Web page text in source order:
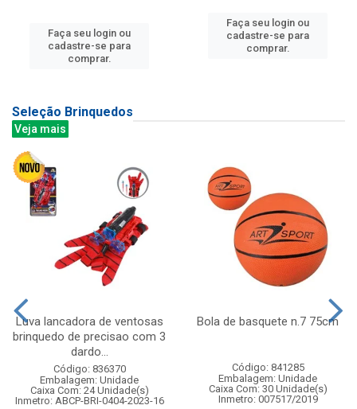
Faça seu login ou
cadastre-se para
comprar.
Faça seu login ou
cadastre-se para
comprar.
Seleção Brinquedos
Veja mais
Luva lancadora de ventosas
brinquedo de precisao com 3
dardo...
Código: 836370
Embalagem: Unidade
Caixa Com: 24 Unidade(s)
Inmetro: ABCP-BRI-0404-2023-16
Bola de basquete n.7 75cm
Código: 841285
Embalagem: Unidade
Caixa Com: 30 Unidade(s)
Inmetro: 007517/2019